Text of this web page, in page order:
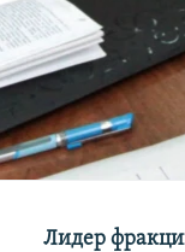
Лидер